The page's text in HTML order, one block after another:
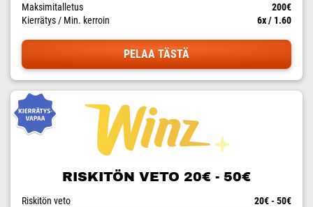
Maksimitalletus
200€
Kierrätys / Min. kerroin
6x / 1.60
PELAA TÄSTÄ
RISKITÖN VETO 20€ - 50€
Riskitön veto 20€ - 50€